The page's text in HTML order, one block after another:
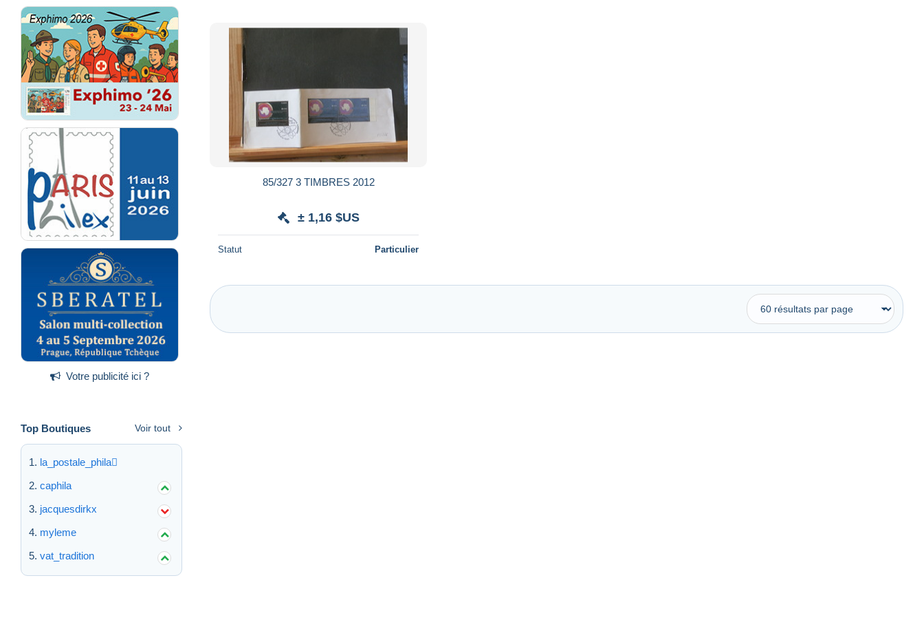
Votre publicité ici ?
Top Boutiques Voir tout
la_postale_phila
caphila
jacquesdirkx
myleme
vat_tradition
85/327 3 TIMBRES 2012
± 1,16 $US
Statut Particulier